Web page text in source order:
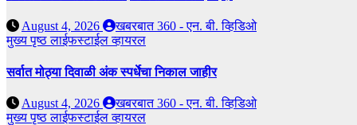
August 4, 2026
खबरबात 360 - एन. बी. व्हिडिओ
मुख्य पृष्ठलाईफस्टाईलव्हायरल
सर्वात मोठ्या दिवाळी अंक स्पर्धेचा निकाल जाहीर
August 4, 2026
खबरबात 360 - एन. बी. व्हिडिओ
मुख्य पृष्ठलाईफस्टाईलव्हायरल